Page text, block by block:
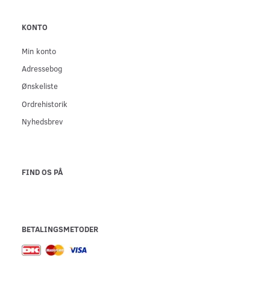
KONTO
Min konto
Adressebog
Ønskeliste
Ordrehistorik
Nyhedsbrev
FIND OS PÅ
BETALINGSMETODER